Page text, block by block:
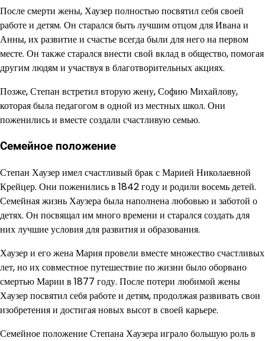
После смерти жены, Хаузер полностью посвятил себя своей
работе и детям. Он старался быть лучшим отцом для Ивана и
Анны, их развитие и счастье всегда были для него на первом
месте. Он также старался внести свой вклад в общество, помогая
другим людям и участвуя в благотворительных акциях.
Позже, Степан встретил вторую жену, Софию Михайлову,
которая была педагогом в одной из местных школ. Они
поженились и вместе создали счастливую семью.
Семейное положение
Степан Хаузер имел счастливый брак с Марией Николаевной
Крейцер. Они поженились в 1842 году и родили восемь детей.
Семейная жизнь Хаузера была наполнена любовью и заботой о
детях. Он посвящал им много времени и старался создать для
них лучшие условия для развития и образования.
Хаузер и его жена Мария провели вместе множество счастливых
лет, но их совместное путешествие по жизни было оборвано
смертью Марии в 1877 году. После потери любимой жены
Хаузер посвятил себя работе и детям, продолжая развивать свои
изобретения и достигая новых высот в своей карьере.
Семейное положение Степана Хаузера играло большую роль в